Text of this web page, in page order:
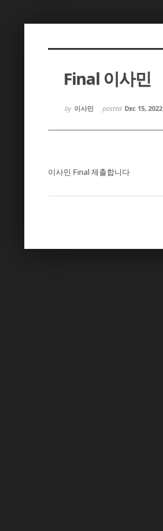
Final 이사민
by 이사민 posted Dec 15, 2022
이사민 Final 제출합니다
치북5
치북5
치북5
치북5